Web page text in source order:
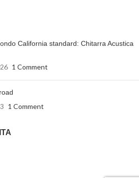
California standard: Chitarra Acustica
1 Comment
1 Comment